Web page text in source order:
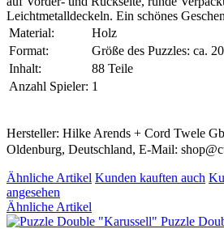
Leichtmetalldeckeln. Ein schönes
Material:
Holz
Format:
Größe des Puzzles: ca.
Inhalt:
88 Teile
Anzahl Spieler: 1
Hersteller: Hilke Arends + Cord Twele
Oldenburg, Deutschland, E-Mail:
Ähnliche Artikel Kunden kauften auch
angesehen
Ähnliche Artikel
Puzzle